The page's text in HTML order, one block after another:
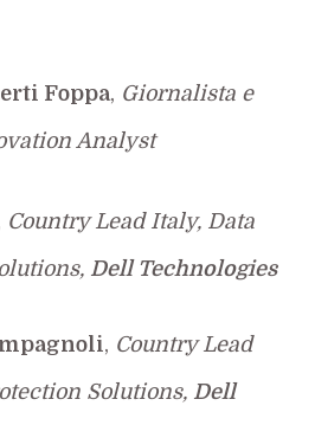
Foppa, Giornalista e
Analyst
Country Lead Italy, Data
Dell Technologies
, Country Lead
Solutions, Dell